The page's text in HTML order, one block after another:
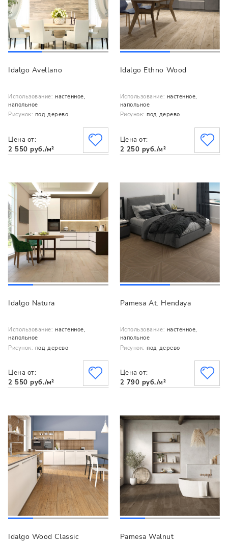
Idalgo Avellano
Использование: настенное,
напольное
Рисунок: под дерево
Цена от:
2 550 руб./м²
Idalgo Ethno Wood
Использование: настенное,
напольное
Рисунок: под дерево
Цена от:
2 250 руб./м²
Idalgo Natura
Использование: настенное,
напольное
Рисунок: под дерево
Цена от:
2 550 руб./м²
Pamesa At. Hendaya
Использование: настенное,
напольное
Рисунок: под дерево
Цена от:
2 790 руб./м²
Idalgo Wood Classic Pamesa Walnut